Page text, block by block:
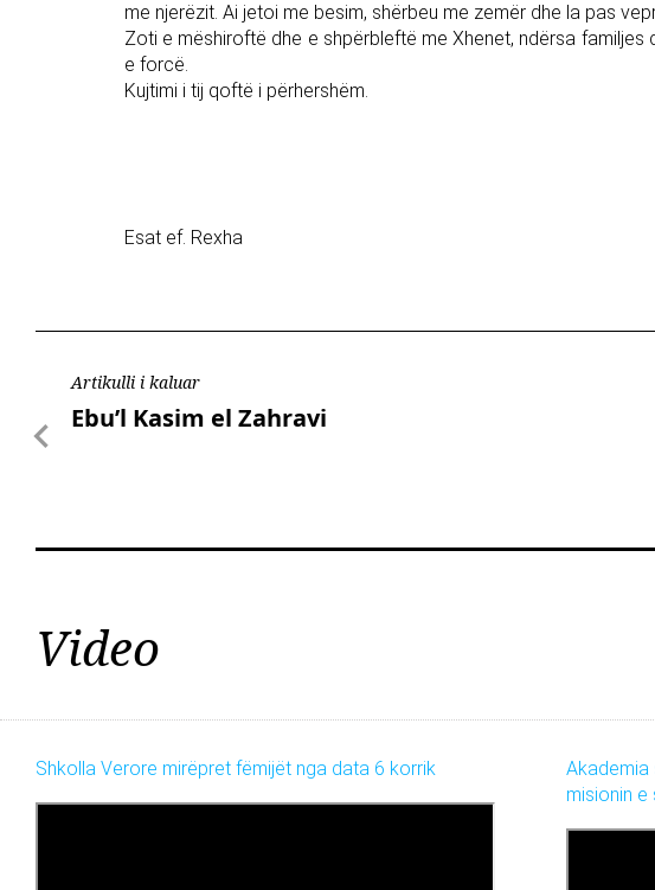
me njerëzit. Ai jetoi me besim, shërbeu me zemër dhe la pas
Zoti e mëshiroftë dhe e shpërbleftë me Xhenet, ndërsa familjes
e forcë.
Kujtimi i tij qoftë i përhershëm.
Esat ef. Rexha
Artikulli i kaluar
Ebu’l Kasim el Zahravi
Video
Shkolla Verore mirëpret fëmijët nga data 6 korrik
Akademia
misionin e